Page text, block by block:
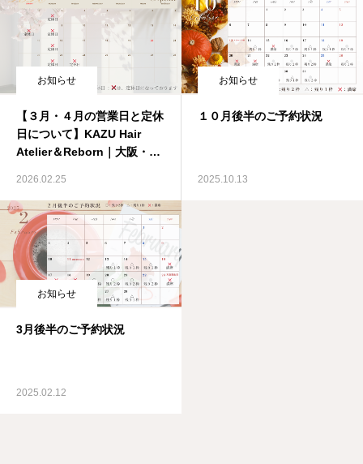
お知らせ
【３月・４月の営業日と定休
日について】KAZU Hair
Atelier＆Reborn｜大阪・生
2026.02.25
お知らせ
１０月後半のご予約状況
2025.10.13
お知らせ
3月後半のご予約状況
2025.02.12